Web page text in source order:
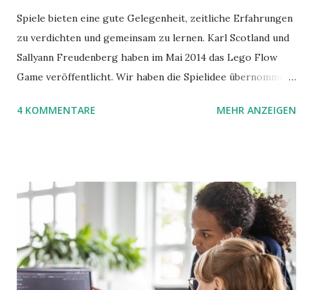
Spiele bieten eine gute Gelegenheit, zeitliche Erfahrungen
zu verdichten und gemeinsam zu lernen. Karl Scotland und
Sallyann Freudenberg haben im Mai 2014 das Lego Flow
Game veröffentlicht. Wir haben die Spielidee übernommen,
benutzen wir Material aus Grzegorz Rejchtmans Ubongo-
4 KOMMENTARE MEHR ANZEIGEN